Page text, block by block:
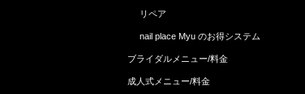
リペア
nail place Myu のお得システム
ブライダルメニュー/料金
成人式メニュー/料金